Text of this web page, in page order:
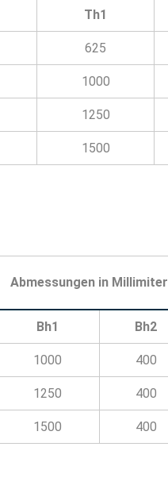
Th1
625
1000
1250
1500
Abmessungen in Millimiter
Bh1 Bh2
1000 400
1250 400
1500 400